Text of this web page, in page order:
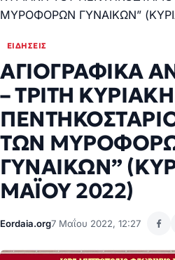
ΜΥΡΟΦΟΡΩΝ ΓΥΝΑΙΚΩΝ”
ΕΙΔΉΣΕΙΣ
ΑΓΙΟΓΡΑΦΙΚΑ
– ΤΡΙΤΗ
ΤΩΝ
ΓΥΝΑΙΚΩΝ”
ΜΑΪΟΥ 2022)
Eordaia.org7 Μαΐου 2022, 12:27